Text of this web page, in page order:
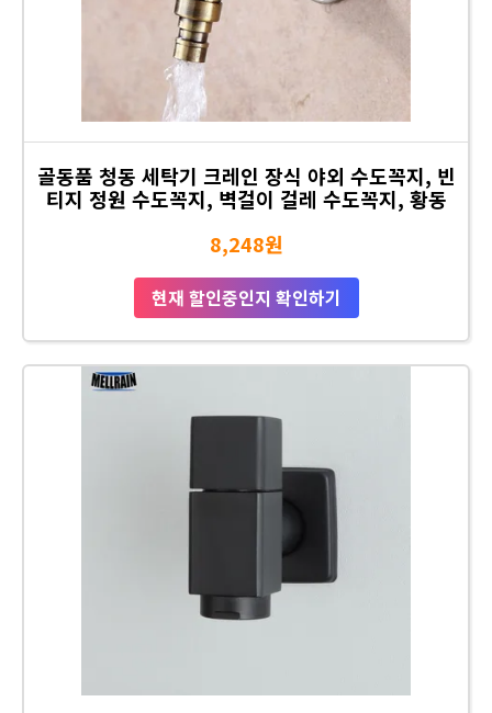
골동품 청동 세탁기 크레인 장식 야외 수도꼭지, 빈
티지 정원 수도꼭지, 벽걸이 걸레 수도꼭지, 황동
8,248원
현재 할인중인지 확인하기